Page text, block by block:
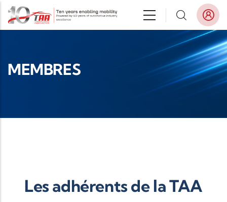
Aller au contenu principal
MEMBRES
Les adhérents de la TAA